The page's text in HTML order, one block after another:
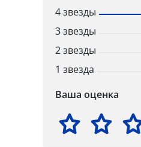
4 звезды
3 звезды
2 звезды
1 звезда
Ваша оценка